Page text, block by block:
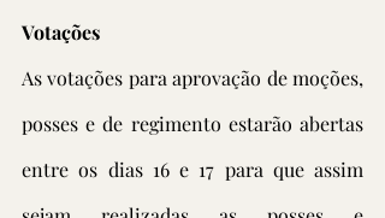
Votações
As votações para aprovação de moções,
posses e de regimento estarão abertas
entre os dias 16 e 17 para que assim